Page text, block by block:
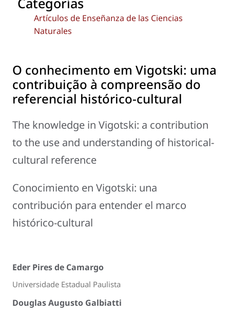
Artículos de Enseñanza de las Ciencias
Naturales
O conhecimento em Vigotski: uma
contribuição à compreensão do
referencial histórico-cultural
The knowledge in Vigotski: a contribution
to the use and understanding of historical-
cultural reference
Conocimiento en Vigotski: una
contribución para entender el marco
histórico-cultural
Eder Pires de Camargo
Universidade Estadual Paulista
Douglas Augusto Galbiatti